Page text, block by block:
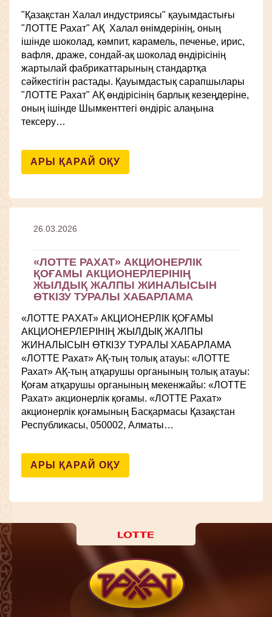
"Қазақстан Халал индустриясы" қауымдастығы
"ЛОТТЕ Рахат" АҚ Халал өнімдерінің, оның
ішінде шоколад, кәмпит, карамель, печенье, ирис,
вафля, драже, сондай-ақ шоколад өндірісінің
жартылай фабрикаттарының стандартқа
сәйкестігін растады. Қауымдастық сарапшылары
"ЛОТТЕ Рахат" АҚ өндірісінің барлық кезеңдеріне,
оның ішінде Шымкенттегі өндіріс алаңына
тексеру…
АРЫ ҚАРАЙ ОҚУ
26.03.2026
«ЛОТТЕ РАХАТ» АКЦИОНЕРЛІК
ҚОҒАМЫ АКЦИОНЕРЛЕРІНІҢ
ЖЫЛДЫҚ ЖАЛПЫ ЖИНАЛЫСЫН
ӨТКІЗУ ТУРАЛЫ ХАБАРЛАМА
«ЛОТТЕ РАХАТ» АКЦИОНЕРЛІК ҚОҒАМЫ
АКЦИОНЕРЛЕРІНІҢ ЖЫЛДЫҚ ЖАЛПЫ
ЖИНАЛЫСЫН ӨТКІЗУ ТУРАЛЫ ХАБАРЛАМА
«ЛОТТЕ Рахат» АҚ-тың толық атауы: «ЛОТТЕ
Рахат» АҚ-тың атқарушы органының толық атауы:
Қоғам атқарушы органының мекенжайы: «ЛОТТЕ
Рахат» акционерлік қоғамы. «ЛОТТЕ Рахат»
акционерлік қоғамының Басқармасы Қазақстан
Республикасы, 050002, Алматы…
АРЫ ҚАРАЙ ОҚУ